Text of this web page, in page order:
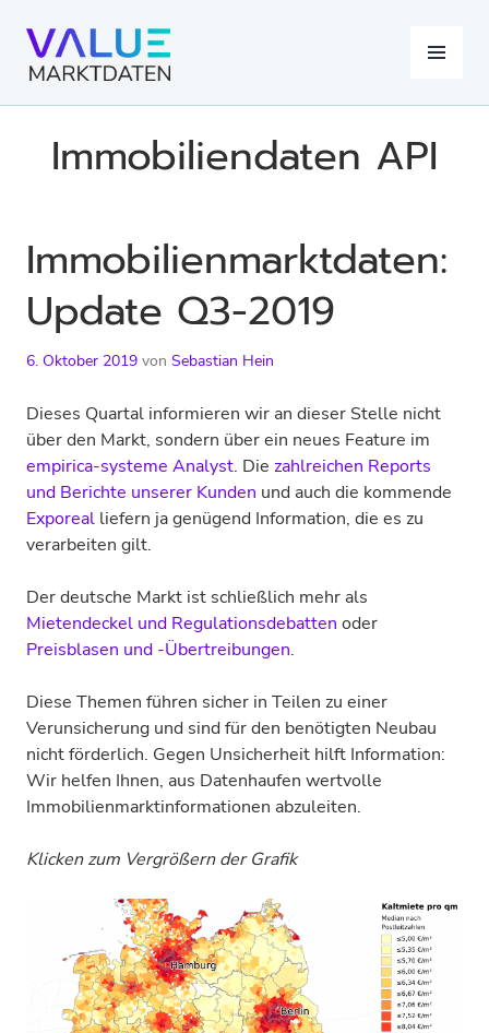
zum
Inhalt
MENÜ
Immobiliendaten API
Immobilienmarktdaten:
Update Q3-2019
6. Oktober 2019 von Sebastian Hein
Dieses Quartal informieren wir an dieser Stelle nicht
über den Markt, sondern über ein neues Feature im
empirica-systeme Analyst. Die zahlreichen Reports
und Berichte unserer Kunden und auch die kommende
Exporeal liefern ja genügend Information, die es zu
verarbeiten gilt.
Der deutsche Markt ist schließlich mehr als
Mietendeckel und Regulationsdebatten oder
Preisblasen und -Übertreibungen.
Diese Themen führen sicher in Teilen zu einer
Verunsicherung und sind für den benötigten Neubau
nicht förderlich. Gegen Unsicherheit hilft Information:
Wir helfen Ihnen, aus Datenhaufen wertvolle
Immobilienmarktinformationen abzuleiten.
Klicken zum Vergrößern der Grafik